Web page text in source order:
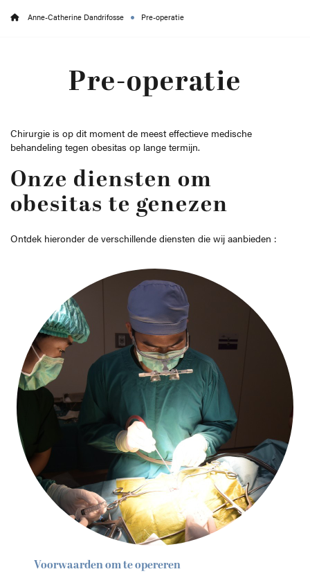
Anne-Catherine Dandrifosse Pre-operatie
Pre-operatie
Chirurgie is op dit moment de meest effectieve medische
behandeling tegen obesitas op lange termijn.
Onze diensten om
obesitas te genezen
Ontdek hieronder de verschillende diensten die wij aanbieden :
Voorwaarden om te opereren